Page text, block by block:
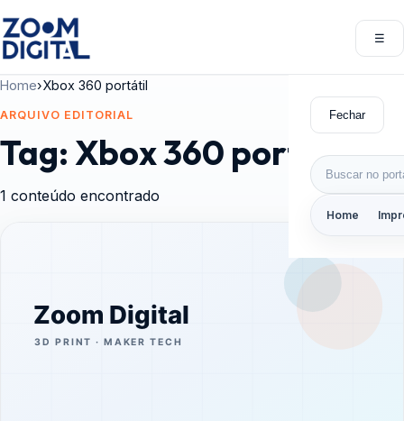
☰
Fechar
Buscar por:
Home
Home›Xbox 360 portátil
ARQUIVO EDITORIAL
Tag:Xbox 360 portátil
1 conteúdo encontrado